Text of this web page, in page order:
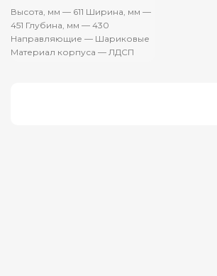
Высота, мм — 611 Ширина, мм —
451 Глубина, мм — 430
Направляющие — Шариковые
Материал корпуса — ЛДСП